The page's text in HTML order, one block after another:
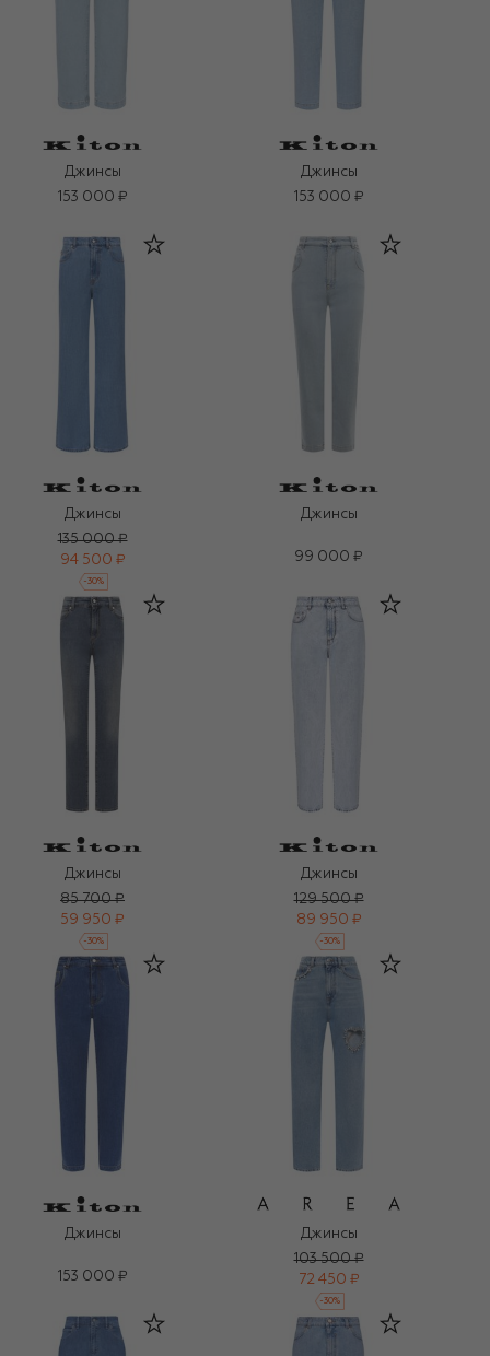
Джинсы
153 000 ₽
Джинсы
153 000 ₽
Джинсы
135 000 ₽
94 500 ₽
-30%
Джинсы
99 000 ₽
Джинсы
85 700 ₽
59 950 ₽
-30%
Джинсы
129 500 ₽
89 950 ₽
-30%
Джинсы
153 000 ₽
Джинсы
103 500 ₽
72 450 ₽
-30%